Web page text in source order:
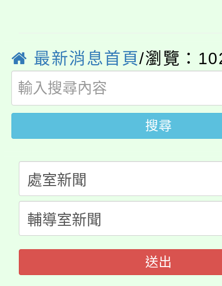
生本土語及新住民語歌
公告本校115學年度第
代理(課)教師甄選結果(
公告本校115學年度第
代理(課)教師甄選結果(
轉知中國文化大學推廣
《TA101》溝通分析基
程，歡迎學生輔導中心
心理、諮商輔導、社會
系所師生報名參加。
轉知苗栗縣政府辦理
縣市「校園短影音徵選
門員」簡章及活動海報
踴躍報名參加。
桃園市115學年度學生
要點
「桃園市補助參觀特色
展演活動實施計畫」
115年度「教育部表揚
義教育推展貢獻獎」
最新消息首頁/瀏覽：
搜尋
送出